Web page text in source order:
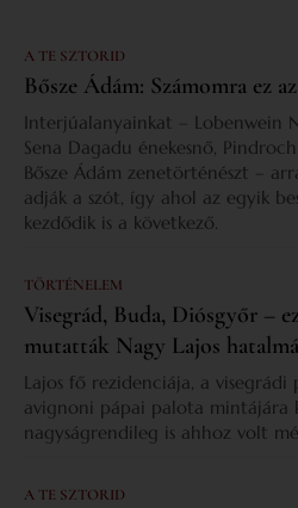
A TE SZTORID
Bősze Ádám: Számomra ez
Interjúalanyainkat – Lobenwein
Sena Dagadu énekesnő,
Bősze Ádám zenetörténészt –
adják a szót, így ahol az egyik
kezdődik is a következő.
TÖRTÉNELEM
Visegrád, Buda, Diósgyőr –
mutatták Nagy Lajos
Lajos fő rezidenciája, a
avignoni pápai palota mintájára
nagyságrendileg is ahhoz volt
A TE SZTORID